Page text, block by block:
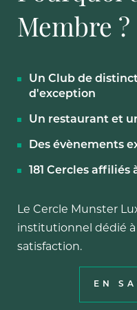
Membre ?
Un Club de
d'exception
Un restaurant et
Des évènements
181 Cercles
Le Cercle Munster
institutionnel dédié
satisfaction.
EN